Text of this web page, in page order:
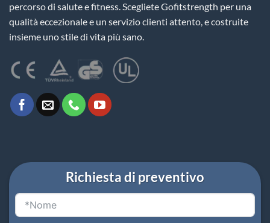
percorso di salute e fitness. Scegliete Gofitstrength per una
qualità eccezionale e un servizio clienti attento, e costruite
insieme uno stile di vita più sano.
Richiesta di preventivo